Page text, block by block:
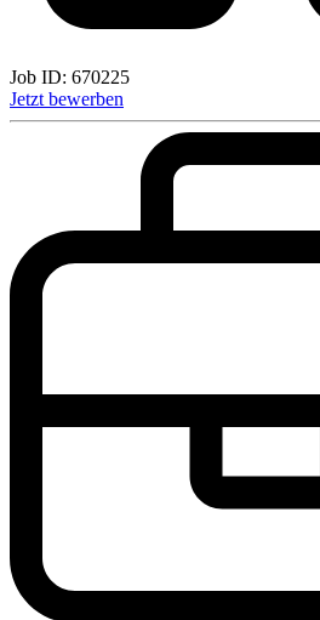
Job ID: 670225
Jetzt bewerben